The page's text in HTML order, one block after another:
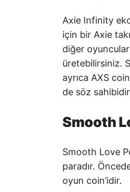
Axie Infinity
için bir Axie
diğer
üretebilirsiniz.
ayrıca AXS
de söz
Smooth
Smooth Love
paradır.
oyun coin’idir.